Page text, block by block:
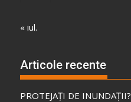
« iul.
Articole recente
PROTEJAȚI DE INUNDAȚII?